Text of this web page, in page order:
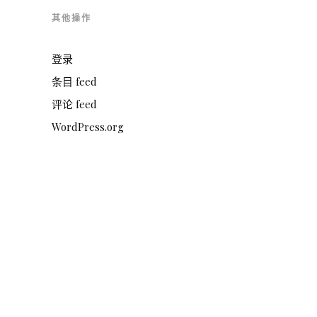
其他操作
登录
条目 feed
评论 feed
WordPress.org